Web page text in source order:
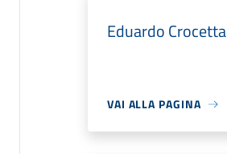
Eduardo Crocetta
VAI ALLA PAGINA